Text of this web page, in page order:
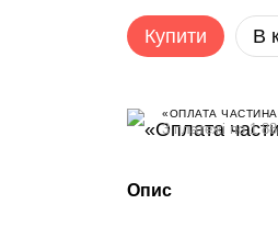
Купити В
«ОПЛАТА
3 платежі по 1
Опис